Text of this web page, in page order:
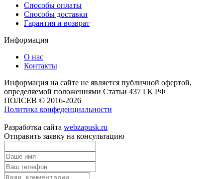
Способы оплаты
Способы доставки
Гарантия и возврат
Информация
О нас
Контакты
Информация на сайте не является публичной офертой,
определяемой положениями Статьи 437 ГК РФ
ПОЛСЕВ © 2016-2026
Политика конфеденциальности
Разработка сайта webzapusk.ru
Отправить заявку на консультацию